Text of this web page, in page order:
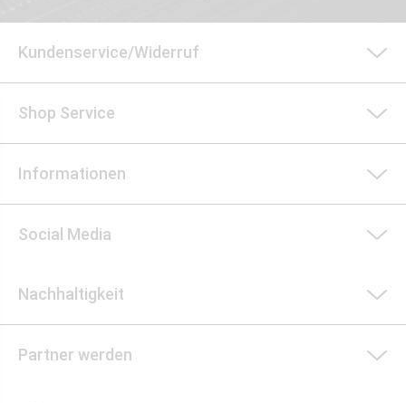
Kundenservice/Widerruf
Shop Service
Informationen
Social Media
Nachhaltigkeit
Partner werden